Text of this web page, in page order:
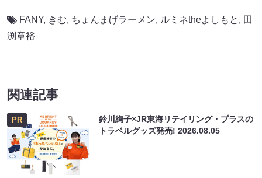
FANY, きむ, ちょんまげラーメン, ルミネtheよしもと , 田
渕章裕
関連記事
PR
鈴川絢子×JR東海リテイリング・プラスの
トラベルグッズ発売!2026.08.05